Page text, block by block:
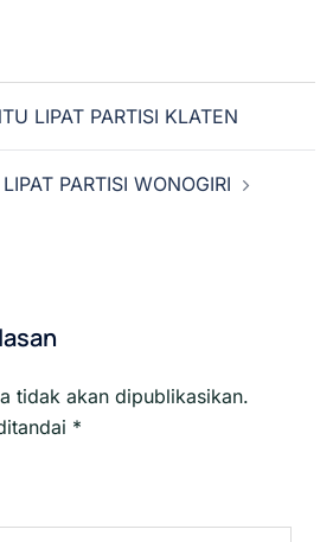
LIPAT PARTISI KLATEN
PARTISI WONOGIRI
tidak akan dipublikasikan.
*